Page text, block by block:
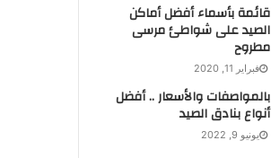
قائمة بأسماء أفضل أماكن
الصيد على شواطئ مرسى
مطروح
فبراير 11, 2020
بالمواصفات والأسعار .. أفضل
أنواع بنادق الصيد
يونيو 9, 2022